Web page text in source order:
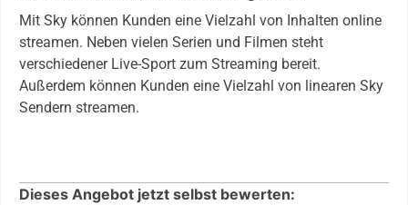
Mit Sky können Kunden eine Vielzahl von Inhalten online
streamen. Neben vielen Serien und Filmen steht
verschiedener Live-Sport zum Streaming bereit.
Außerdem können Kunden eine Vielzahl von linearen Sky
Sendern streamen.
Dieses Angebot jetzt selbst bewerten: